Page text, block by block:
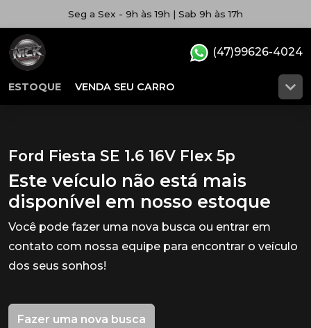
Seg a Sex - 9h às 19h | Sab 9h às 17h
ESTOQUE VENDA SEU CARRO
(47)99626-4024
Ford Fiesta SE 1.6 16V Flex 5p
Este veículo não está mais
disponível em nosso estoque
Você pode fazer uma nova busca ou entrar em
contato com nossa equipe para encontrar o veículo
dos seus sonhos!
Fazer uma nova busca